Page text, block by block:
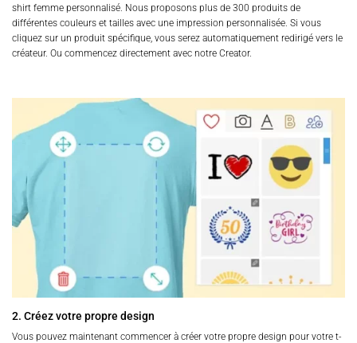
shirt femme personnalisé. Nous proposons plus de 300 produits de
différentes couleurs et tailles avec une impression personnalisée. Si vous
cliquez sur un produit spécifique, vous serez automatiquement redirigé vers le
créateur. Ou commencez directement avec notre Creator.
2. Créez votre propre design
Vous pouvez maintenant commencer à créer votre propre design pour votre t-